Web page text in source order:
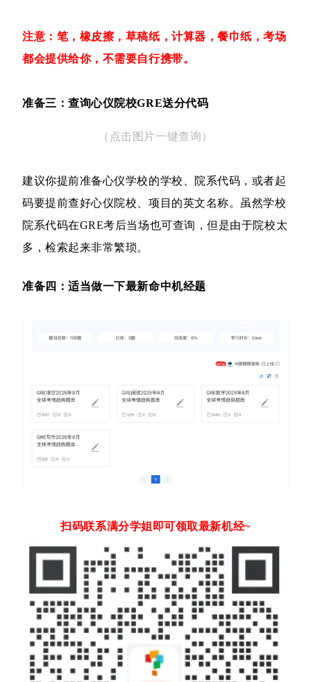
注意：笔，橡皮擦，草稿纸，计算器，餐巾纸，考场
都会提供给你，不需要自行携带。
准备三：查询心仪院校GRE送分代码
（点击图片一键查询）
建议你提前准备心仪学校的学校、院系代码，或者起
码要提前查好心仪院校、项目的英文名称。虽然学校
院系代码在GRE考后当场也可查询，但是由于院校太
多，检索起来非常繁琐。
准备四：适当做一下最新命中机经题
扫码联系满分学姐即可领取最新机经~